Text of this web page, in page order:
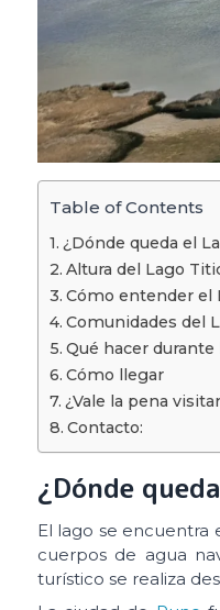
Table of Contents
¿Dónde queda el
Altura del Lago
Cómo entender el
Comunidades del
Qué hacer durante
Cómo llegar
¿Vale la pena
Contacto:
¿Dónde
El lago se encuentra
cuerpos de agua
turístico se realiza